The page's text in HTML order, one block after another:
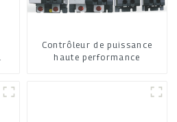
Contrôleur de puissance
haute performance